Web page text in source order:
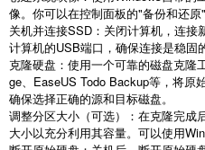
像。你可以在控制面板的"备份和还原"
关机并连接SSD ：关闭计算机，连接
计算机的USB端口，确保连接是稳固的
克隆硬盘：使用一个可靠的磁盘克隆
ge、 EaseUS Todo Backup等，将原
确保选择正确的源和目标磁盘。
调整分区大小（可选）：在克隆完成
大小以充分利用其容量。可以使用